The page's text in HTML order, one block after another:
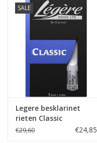
SALE
Legere besklarinet
rieten Classic
€29,60 €24,85